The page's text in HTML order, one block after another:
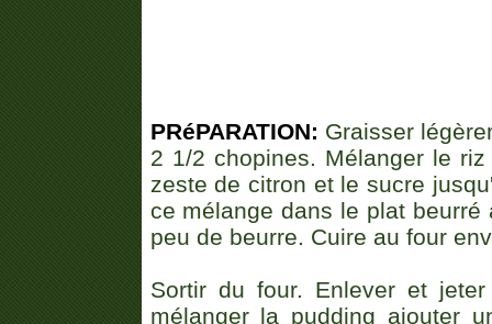
PRéPARATION: Graisser
2 1/2 chopines. Mélanger le
zeste de citron et le sucre
ce mélange dans le plat
peu de beurre. Cuire au four
Sortir du four. Enlever et
mélanger la pudding ajouter